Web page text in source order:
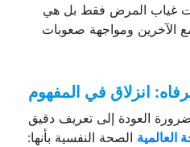
غياب المرض فقط بل هي
الآخرين ومواجهة صعوبات
انزلاق في المفهوم
العودة إلى تعريف دقيق
العالمية الصحة النفسية بأنها: